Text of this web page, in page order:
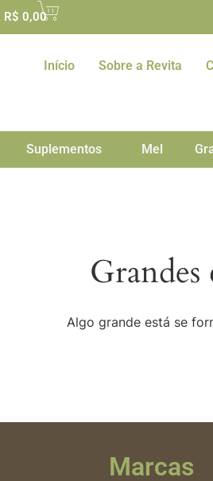
R$ 0,00
Início Sobre a Revita
Suplementos Mel
Algo grande está se
Marcas